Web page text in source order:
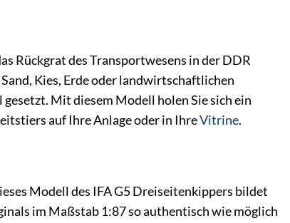
Rückgrat des Transportwesens in der DDR
Kies, Erde oder landwirtschaftlichen
Mit diesem Modell holen Sie sich ein
auf Ihre Anlage oder in IhreVitrine.
Modell des IFA G5 Dreiseitenkippers bildet
im Maßstab 1:87 so authentisch wie möglich